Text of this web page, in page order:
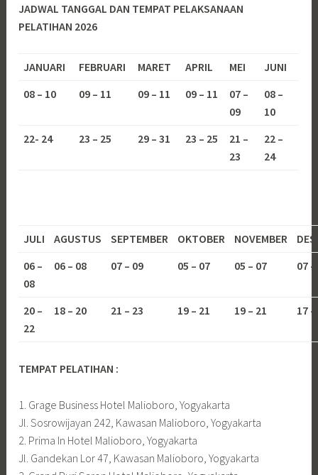
JADWAL TANGGAL DAN TEMPAT PELAKSANAAN
PELATIHAN 2026
JANUARI FEBRUARI MARET APRIL MEI
JUNI
08 – 10
09 – 11 09 – 11 09 – 11
07 –
09
08 –
10
22- 24
23 – 25 29 – 31 23 – 25
21 –
23
22 –
24
JULI AGUSTUS SEPTEMBER OKTOBER NOVEMBER
06 –
08
06 – 08 07 – 09 05 – 07 05 – 07 07
20 –
22
18 – 20 21 – 23 19 – 21 19 – 21 17
TEMPAT PELATIHAN :
1. Grage Business Hotel Malioboro, Yogyakarta
Jl. Sosrowijayan 242, Kawasan Malioboro, Yogyakarta
2. Prima In Hotel Malioboro, Yogyakarta
Jl. Gandekan Lor 47, Kawasan Malioboro, Yogyakarta